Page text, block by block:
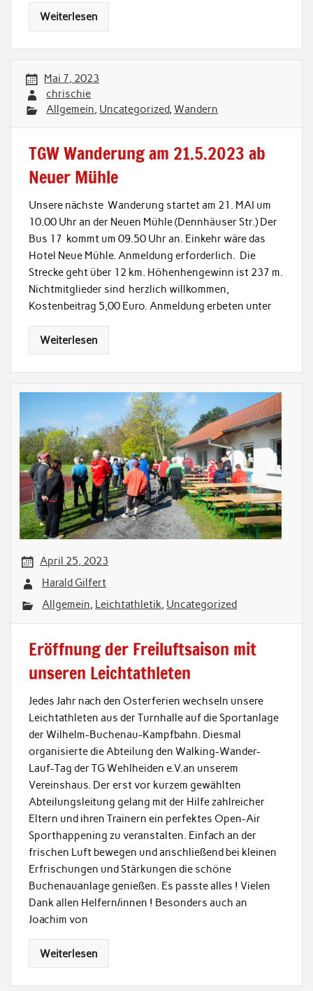
Weiterlesen
Mai 7, 2023
chrischie
Allgemein, Uncategorized,Wandern
TGW Wanderung am 21.5.2023 ab
Neuer Mühle
Unsere nächste Wanderung startet am 21. MAI um
10.00 Uhr an der Neuen Mühle (Dennhäuser Str.) Der
Bus 17 kommt um 09.50 Uhr an. Einkehr wäre das
Hotel Neue Mühle. Anmeldung erforderlich. Die
Strecke geht über 12 km. Höhenhengewinn ist 237 m.
Nichtmitglieder sind herzlich willkommen,
Kostenbeitrag 5,00 Euro. Anmeldung erbeten unter
Weiterlesen
April 25, 2023
Harald Gilfert
Allgemein, Leichtathletik, Uncategorized
Eröffnung der Freiluftsaison mit
unseren Leichtathleten
Jedes Jahr nach den Osterferien wechseln unsere
Leichtathleten aus der Turnhalle auf die Sportanlage
der Wilhelm-Buchenau-Kampfbahn. Diesmal
organisierte die Abteilung den Walking-Wander-
Lauf-Tag der TG Wehlheiden e.V.an unserem
Vereinshaus. Der erst vor kurzem gewählten
Abteilungsleitung gelang mit der Hilfe zahlreicher
Eltern und ihren Trainern ein perfektes Open-Air
Sporthappening zu veranstalten. Einfach an der
frischen Luft bewegen und anschließend bei kleinen
Erfrischungen und Stärkungen die schöne
Buchenauanlage genießen. Es passte alles ! Vielen
Dank allen Helfern/innen ! Besonders auch an
Joachim von
Weiterlesen